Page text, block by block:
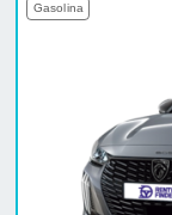
Gasolina